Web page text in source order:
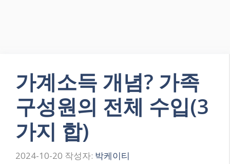
가계소득 개념? 가족
구성원의 전체 수입(3
가지 합)
2024-10-20 작성자: 박케이티